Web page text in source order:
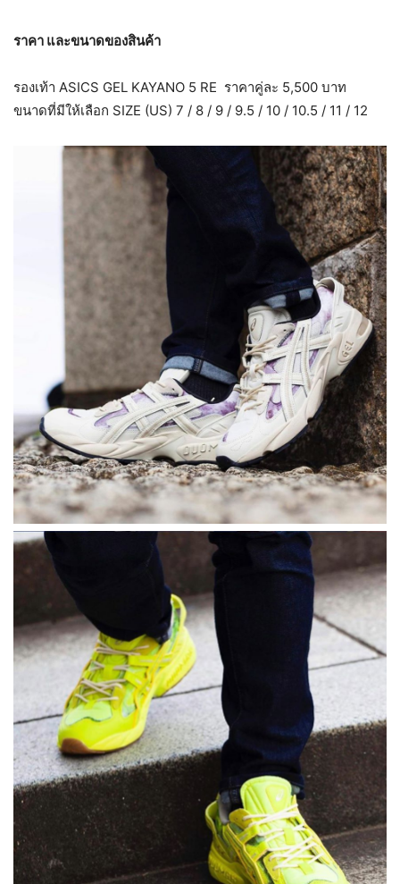
ราคา และขนาดของสินค้า
รองเท้า ASICS GEL KAYANO 5 RE ราคาคู่ละ 5,500 บาท
ขนาดที่มีให้เลือก SIZE (US) 7 / 8 / 9 / 9.5 / 10 / 10.5 / 11 / 12